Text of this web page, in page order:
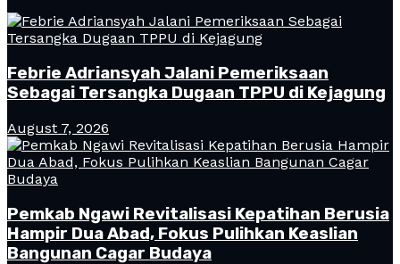
Febrie Adriansyah Jalani Pemeriksaan
Sebagai Tersangka Dugaan TPPU di Kejagung
August 7, 2026
Pemkab Ngawi Revitalisasi Kepatihan Berusia
Hampir Dua Abad, Fokus Pulihkan Keaslian
Bangunan Cagar Budaya